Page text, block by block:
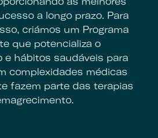
a longo prazo. Para
criámos um Programa
que potencializa o
e hábitos saudáveis para
complexidades médicas
fazem parte das terapias